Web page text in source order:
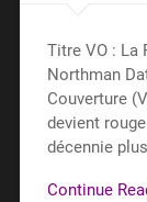
Titre VO : La
Northman
Couverture
devient
décennie
Continue